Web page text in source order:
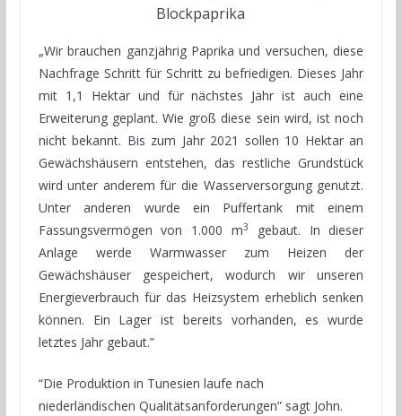
Blockpaprika
„Wir brauchen ganzjährig Paprika und versuchen, diese
Nachfrage Schritt für Schritt zu befriedigen. Dieses Jahr
mit 1,1 Hektar und für nächstes Jahr ist auch eine
Erweiterung geplant. Wie groß diese sein wird, ist noch
nicht bekannt. Bis zum Jahr 2021 sollen 10 Hektar an
Gewächshäusern entstehen, das restliche Grundstück
wird unter anderem für die Wasserversorgung genutzt.
Unter anderen wurde ein Puffertank mit einem
Fassungsvermögen von 1.000 m3
gebaut. In dieser
Anlage werde Warmwasser zum Heizen der
Gewächshäuser gespeichert, wodurch wir unseren
Energieverbrauch für das Heizsystem erheblich senken
können. Ein Lager ist bereits vorhanden, es wurde
letztes Jahr gebaut.”
“Die Produktion in Tunesien laufe nach
niederländischen Qualitätsanforderungen” sagt John.